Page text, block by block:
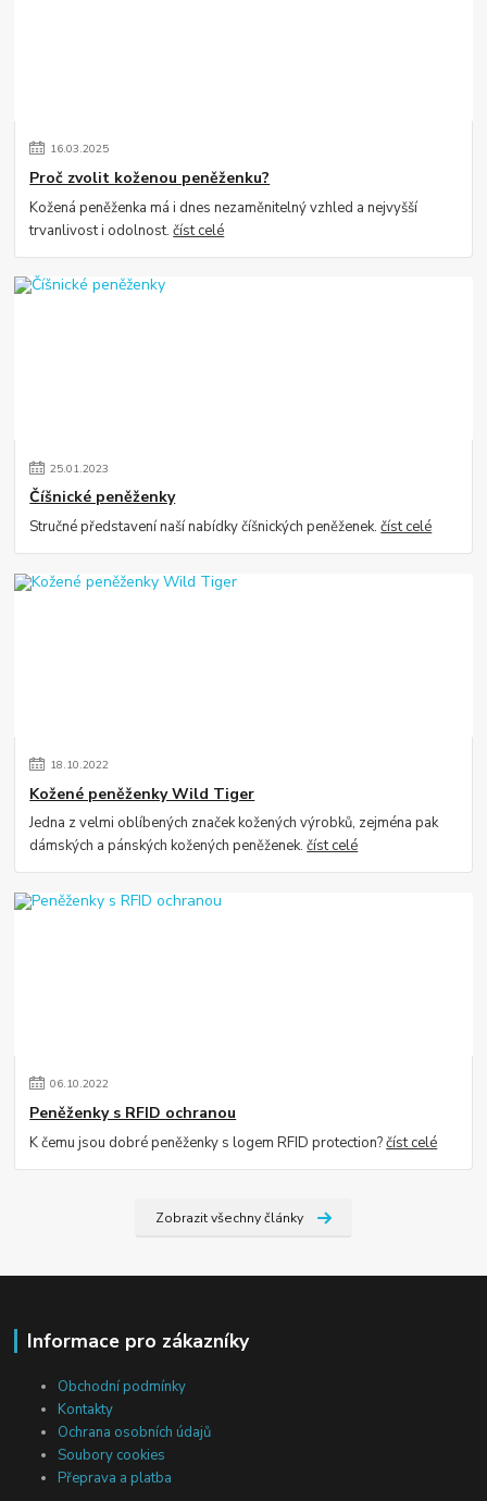
16.03.2025
Proč zvolit koženou peněženku?
Kožená peněženka má i dnes nezaměnitelný vzhled a nejvyšší
trvanlivost i odolnost.číst celé
25.01.2023
Číšnické peněženky
Stručné představení naší nabídky číšnických peněženek.číst celé
18.10.2022
Kožené peněženky Wild Tiger
Jedna z velmi oblíbených značek kožených výrobků, zejména pak
dámských a pánských kožených peněženek.číst celé
06.10.2022
Peněženky s RFID ochranou
K čemu jsou dobré peněženky s logem RFID protection?číst celé
Zobrazit všechny články
Informace pro zákazníky
Obchodní podmínky
Kontakty
Ochrana osobních údajů
Soubory cookies
Přeprava a platba